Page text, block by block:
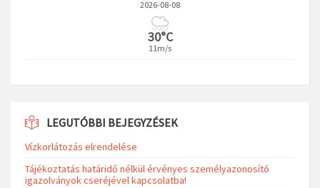
2026-08-08
30°C
11m/s
LEGUTÓBBI BEJEGYZÉSEK
Vízkorlátozás elrendelése
Tájékoztatás határidő nélkül érvényes személyazonosító
igazolványok cseréjével kapcsolatba!